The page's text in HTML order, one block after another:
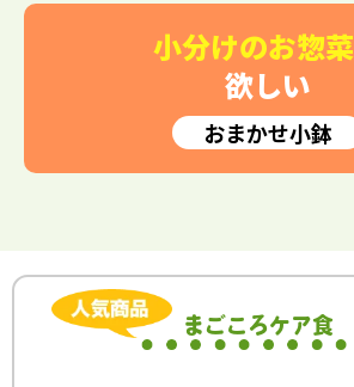
小分けのお惣菜
欲しい
おまかせ小鉢
まごころケア食